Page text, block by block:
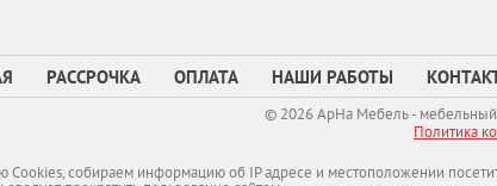
РАССРОЧКА ОПЛАТА НАШИ РАБОТЫ
© 2026 АрНа Мебель - мебельный
Политикa
собираем информацию об IP адресе и местоположении